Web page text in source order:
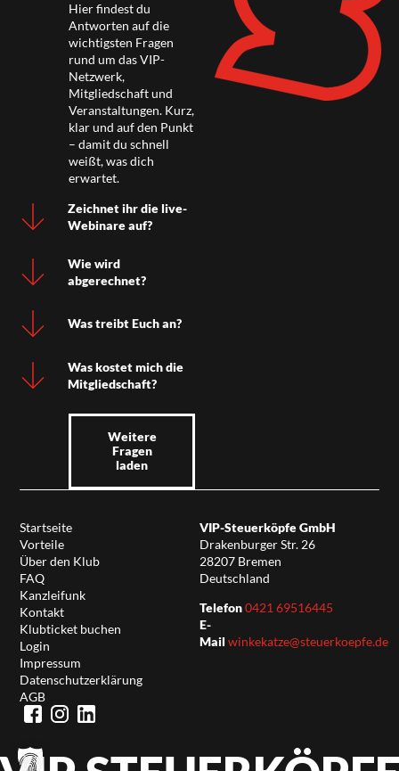
Hier findest du
Antworten auf die
wichtigsten Fragen
rund um das VIP-
Netzwerk,
Mitgliedschaft und
Veranstaltungen. Kurz,
klar und auf den Punkt
– damit du schnell
weißt, was dich
erwartet.
Zeichnet ihr die live-
Webinare auf?
Wie wird
abgerechnet?
Was treibt Euch an?
Was kostet mich die
Mitgliedschaft?
Weitere
Fragen
laden
Startseite
Vorteile
Über den Klub
FAQ
Kanzleifunk
Kontakt
Klubticket buchen
Login
Impressum
Datenschutzerklärung
AGB
VIP-Steuerköpfe GmbH
Drakenburger Str. 26
28207 Bremen
Deutschland
Telefon0421 69516445
E-
Mail winkekatze@steuerkoepfe.de